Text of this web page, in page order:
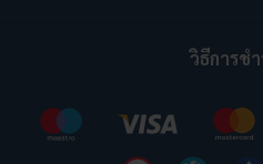
วิธีการชำ